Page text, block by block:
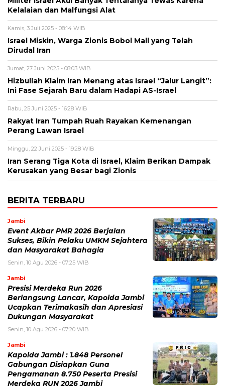
Kelalaian dan Malfungsi Alat
Kamis, 3 Juli 2025 - 08:14 WIB
Israel Miskin, Warga Zionis Bobol Mall yang Telah
Dirudal Iran
Jumat, 27 Juni 2025 - 08:03 WIB
Hizbullah Klaim Iran Menang atas Israel “Jalur Langit”:
Ini Fase Sejarah Baru dalam Hadapi AS-Israel
Rabu, 25 Juni 2025 - 16:28 WIB
Rakyat Iran Tumpah Ruah Rayakan Kemenangan
Perang Lawan Israel
Minggu, 22 Juni 2025 - 19:28 WIB
Iran Serang Tiga Kota di Israel, Klaim Berikan Dampak
Kerusakan yang Besar bagi Zionis
BERITA TERBARU
Jambi
Event Akbar PMR 2026 Berjalan
Sukses, Bikin Pelaku UMKM Sejahtera
dan Masyarakat Bahagia
Senin, 10 Agu 2026 - 07:25 WIB
Jambi
Presisi Merdeka Run 2026
Berlangsung Lancar, Kapolda Jambi
Ucapkan Terimakasih dan Apresiasi
Dukungan Masyarakat
Senin, 10 Agu 2026 - 07:20 WIB
Jambi
Kapolda Jambi : 1.848 Personel
Gabungan Disiapkan Guna
Pengamanan 8.750 Peserta Presisi
Merdeka RUN 2026 Jambi